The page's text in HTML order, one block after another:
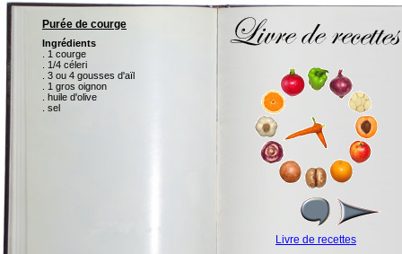
Purée de courge
Ingrédients
. 1 courge
. 1/4 céleri
. 3 ou 4 gousses d'aïl
. 1 gros oignon
. huile d'olive
. sel
Livre de recettes